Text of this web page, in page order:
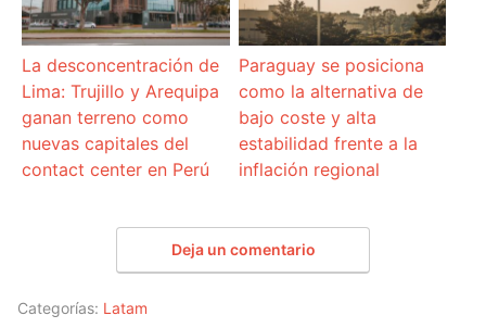
La desconcentración de
Lima: Trujillo y Arequipa
ganan terreno como
nuevas capitales del
contact center en Perú
Paraguay se posiciona
como la alternativa de
bajo coste y alta
estabilidad frente a la
inflación regional
Deja un comentario
Categorías: Latam